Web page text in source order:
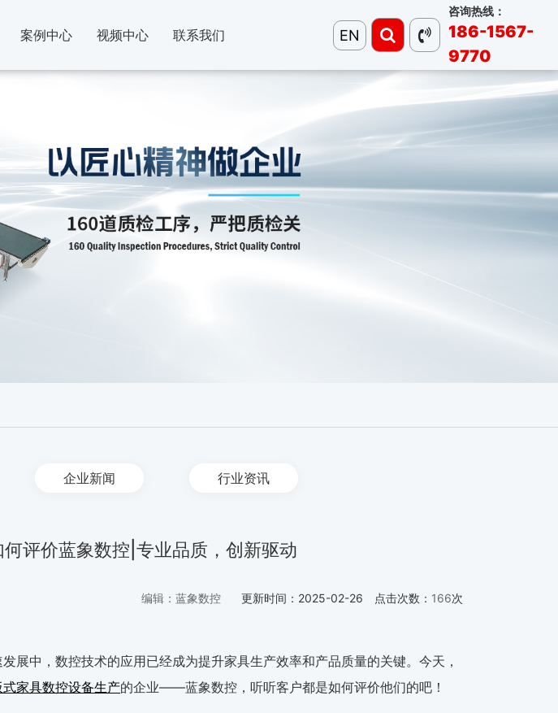
案例中心 视频中心 联系我们 EN
咨询热线：
186-1567-
9770
企业新闻 行业资讯
何评价蓝象数控|专业品质，创新驱动
编辑：蓝象数控 更新时间： 2025-02-26 点击次数： 166次
展中，数控技术的应用已经成为提升家具生产效率和产品质量的关键。今天，
式家具数控设备生产的企业——蓝象数控，听听客户都是如何评价他们的吧！